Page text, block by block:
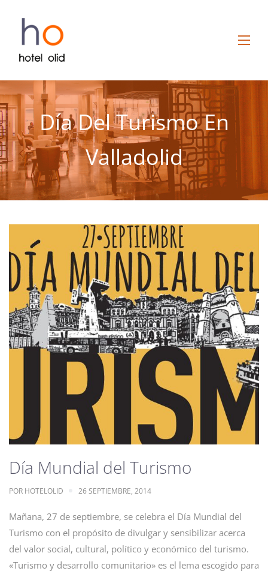
Día Del Turismo En
Valladolid
Día Mundial del Turismo
POR HOTELOLID 26 SEPTIEMBRE, 2014
Mañana, 27 de septiembre, se celebra el Día Mundial del
Turismo con el propósito de divulgar y sensibilizar acerca
del valor social, cultural, político y económico del turismo.
«Turismo y desarrollo comunitario» es el lema escogido para